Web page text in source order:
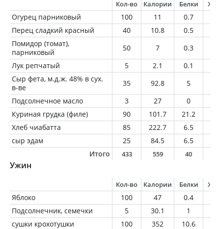
Кол-во Калории Белки
Огурец парниковый 100 11 0.7
Перец сладкий красный
40 10.8 0.5
Помидор (томат),
парниковый
50 7 0.3
Лук репчатый
5 2.1 0.1
Сыр фета, м.д.ж. 48% в сух.
в-ве
35 92.8 5
Подсолнечное масло
3 27 0
Куриная грудка (филе)
90 101.7 21.2
Хлеб чиабатта
85 222.7 6.5
сыр эдам
25 84.5 6.5
Итого
433 559 40
Ужин
Кол-во Калории Белки
Яблоко 100 47 0.4
Подсолнечник, семечки
5 30.1 1
сушки крохотушки
100 352 10.6